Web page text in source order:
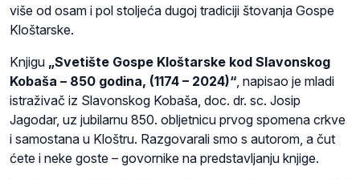
više od osam i pol stoljeća dugoj tradiciji štovanja Gospe
Kloštarske.
Knjigu „Svetište Gospe Kloštarske kod Slavonskog
Kobaša – 850 godina, (1174 – 2024)“ , napisao je mladi
istraživač iz Slavonskog Kobaša, doc. dr. sc. Josip
Jagodar, uz jubilarnu 850. obljetnicu prvog spomena crkve
i samostana u Kloštru. Razgovarali smo s autorom, a čut
ćete i neke goste – govornike na predstavljanju knjige.